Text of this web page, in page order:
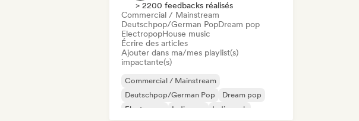
> 2200 feedbacks réalisés
Commercial / Mainstream
Deutschpop/German PopDream pop
ElectropopHouse music
Écrire des articles
Ajouter dans ma/mes playlist(s)
impactante(s)
Commercial / Mainstream
Deutschpop/German Pop
Dream pop
Electropop
Indie pop
Indie rock